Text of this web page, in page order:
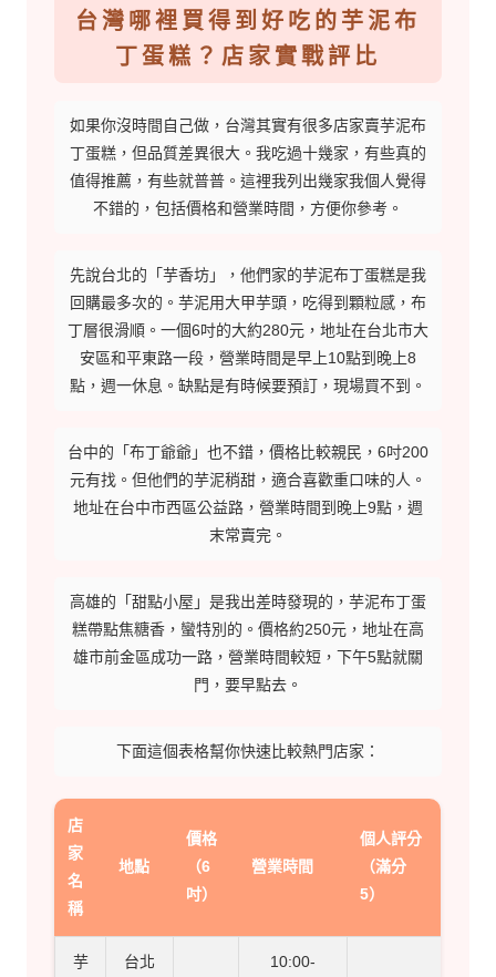
台灣哪裡買得到好吃的芋泥布
丁蛋糕？店家實戰評比
如果你沒時間自己做，台灣其實有很多店家賣芋泥布
丁蛋糕，但品質差異很大。我吃過十幾家，有些真的
值得推薦，有些就普普。這裡我列出幾家我個人覺得
不錯的，包括價格和營業時間，方便你參考。
先說台北的「芋香坊」，他們家的芋泥布丁蛋糕是我
回購最多次的。芋泥用大甲芋頭，吃得到顆粒感，布
丁層很滑順。一個6吋的大約280元，地址在台北市大
安區和平東路一段，營業時間是早上10點到晚上8
點，週一休息。缺點是有時候要預訂，現場買不到。
台中的「布丁爺爺」也不錯，價格比較親民，6吋200
元有找。但他們的芋泥稍甜，適合喜歡重口味的人。
地址在台中市西區公益路，營業時間到晚上9點，週
末常賣完。
高雄的「甜點小屋」是我出差時發現的，芋泥布丁蛋
糕帶點焦糖香，蠻特別的。價格約250元，地址在高
雄市前金區成功一路，營業時間較短，下午5點就關
門，要早點去。
下面這個表格幫你快速比較熱門店家：
店
家
名
稱
地點
價格
（6
吋）
營業時間
個人評分
（滿分
5）
芋
台北
10:00-